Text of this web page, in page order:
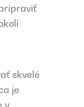
skvelé
je